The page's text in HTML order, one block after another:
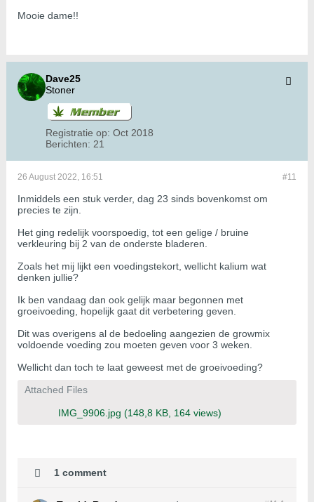
Mooie dame!!
Dave25
Stoner
Registratie op: Oct 2018
Berichten: 21
#11
26 August 2022, 16:51
Inmiddels een stuk verder, dag 23 sinds bovenkomst om
precies te zijn.
Het ging redelijk voorspoedig, tot een gelige / bruine
verkleuring bij 2 van de onderste bladeren.
Zoals het mij lijkt een voedingstekort, wellicht kalium wat
denken jullie?
Ik ben vandaag dan ook gelijk maar begonnen met
groeivoeding, hopelijk gaat dit verbetering geven.
Dit was overigens al de bedoeling aangezien de growmix
voldoende voeding zou moeten geven voor 3 weken.
Wellicht dan toch te laat geweest met de groeivoeding?
Attached Files
IMG_9906.jpg (148,8 KB, 164 views)
1 comment